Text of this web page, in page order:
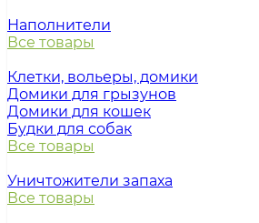
Наполнители
Все товары
Клетки, вольеры, домики
Домики для грызунов
Домики для кошек
Будки для собак
Все товары
Уничтожители запаха
Все товары